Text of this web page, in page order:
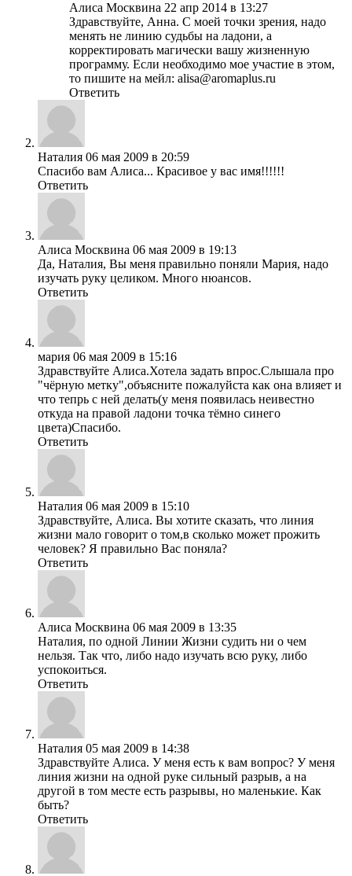
Алиса Москвина 22 апр 2014 в 13:27
Здравствуйте, Анна. С моей точки зрения, надо
менять не линию судьбы на ладони, а
корректировать магически вашу жизненную
программу. Если необходимо мое участие в этом,
то пишите на мейл: alisa@aromaplus.ru
Ответить
Наталия 06 мая 2009 в 20:59
Спасибо вам Алиса... Красивое у вас имя!!!!!!
Ответить
Алиса Москвина 06 мая 2009 в 19:13
Да, Наталия, Вы меня правильно поняли Мария, надо
изучать руку целиком. Много нюансов.
Ответить
мария 06 мая 2009 в 15:16
Здравствуйте Алиса.Хотела задать впрос.Слышала про
"чёрную метку",объясните пожалуйста как она влияет и
что тепрь с ней делать(у меня появилась неивестно
откуда на правой ладони точка тёмно синего
цвета)Спасибо.
Ответить
Наталия 06 мая 2009 в 15:10
Здравствуйте, Алиса. Вы хотите сказать, что линия
жизни мало говорит о том,в сколько может прожить
человек? Я правильно Вас поняла?
Ответить
Алиса Москвина 06 мая 2009 в 13:35
Наталия, по одной Линии Жизни судить ни о чем
нельзя. Так что, либо надо изучать всю руку, либо
успокоиться.
Ответить
Наталия 05 мая 2009 в 14:38
Здравствуйте Алиса. У меня есть к вам вопрос? У меня
линия жизни на одной руке сильный разрыв, а на
другой в том месте есть разрывы, но маленькие. Как
быть?
Ответить